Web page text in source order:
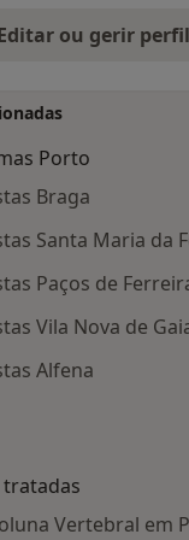
ou gerir perfil
Porto
Braga
Santa Maria da
Paços de
Vila Nova de
Alfena
tratadas
Vertebral em